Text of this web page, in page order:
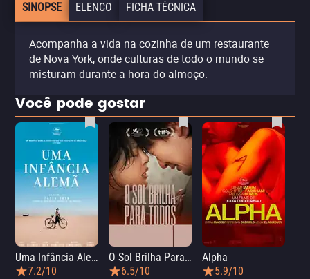
SINOPSE ELENCO FICHA TÉCNICA
Acompanha a vida na cozinha de um restaurante
de Nova York, onde culturas de todo o mundo se
misturam durante a hora do almoço.
Você pode gostar
Uma Infância Alemã
7.2/10
O Sol Brilha Para Todos
6.5/10
Alpha
5.9/10